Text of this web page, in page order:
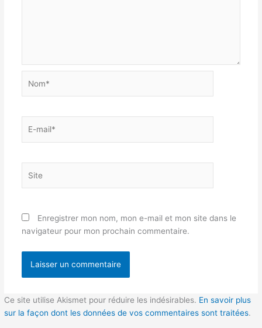
mail*
Enregistrer mon nom, mon e-mail et mon site dans le
navigateur pour mon prochain commentaire.
Ce site utilise Akismet pour réduire les indésirables. En savoir plus
sur la façon dont les données de vos commentaires sont traitées.